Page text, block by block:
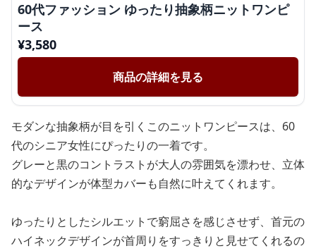
60代ファッション ゆったり抽象柄ニットワンピ
ース
¥3,580
商品の詳細を見る
モダンな抽象柄が目を引くこのニットワンピースは、60
代のシニア女性にぴったりの一着です。
グレーと黒のコントラストが大人の雰囲気を漂わせ、立体
的なデザインが体型カバーも自然に叶えてくれます。
ゆったりとしたシルエットで窮屈さを感じさせず、首元の
ハイネックデザインが首周りをすっきりと見せてくれるの